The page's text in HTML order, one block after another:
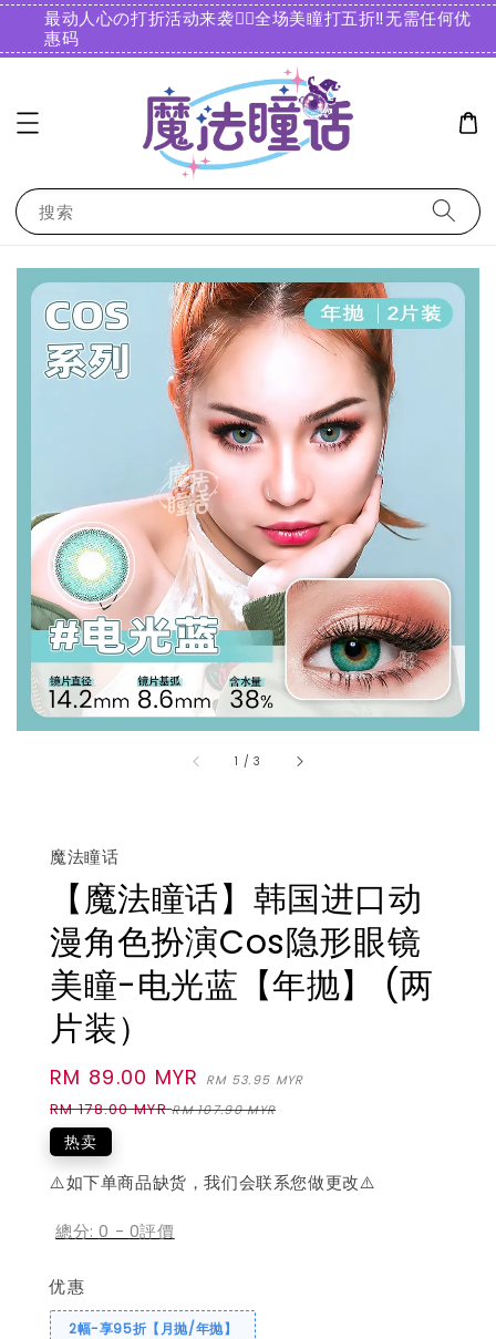
最动人心の打折活动来袭❤️‍🔥全场美瞳打五折‼️无需任何优
惠码️
搜索
1 /3
魔法瞳话
【魔法瞳话】韩国进口动
漫角色扮演Cos隐形眼镜
美瞳-电光蓝【年抛】 (两
片装）
Sale
price
RM 89.00 MYR RM 53.95 MYR
RM 178.00 MYR RM 107.90 MYR
热卖
⚠️如下单商品缺货，我们会联系您做更改⚠️
總分:0 - 0評價
优惠
2幅-享95折【月抛/年抛】